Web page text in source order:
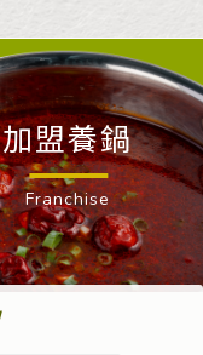
加盟養鍋
Franchise